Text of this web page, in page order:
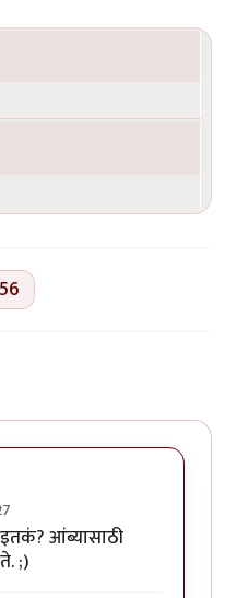
56
आंब्यासाठी
;)